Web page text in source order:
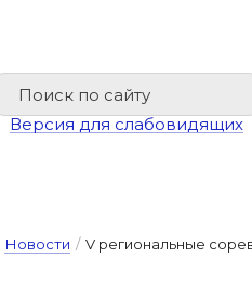
Версия для слабовидящих
Новости / V региональные